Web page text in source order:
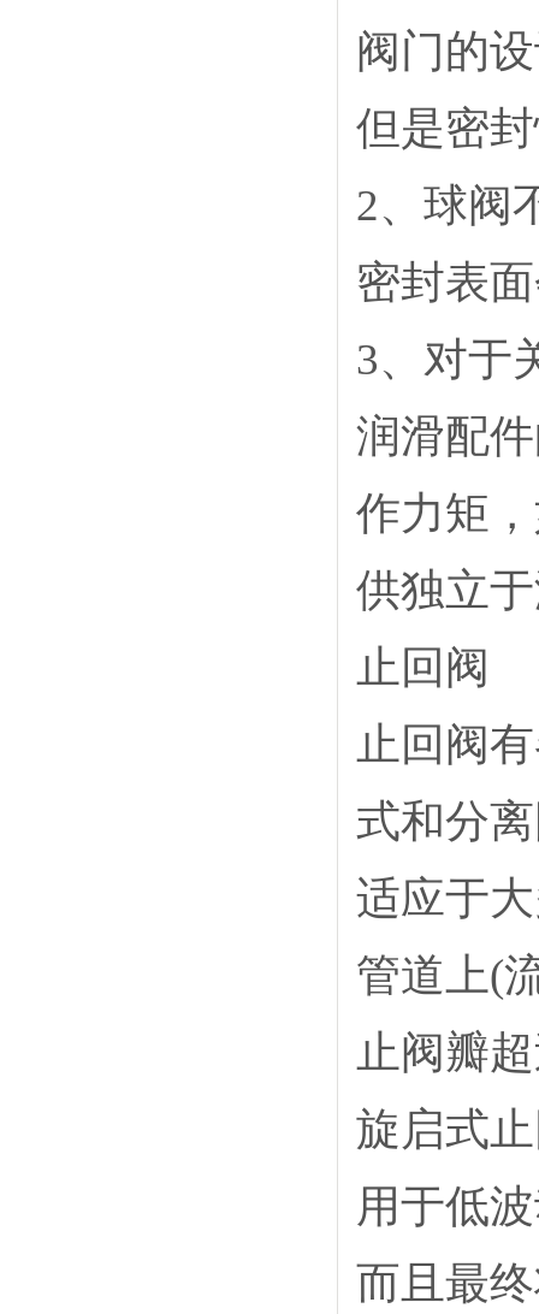
阀门的
但是密
2、球阀
密封表
3、对于
润滑配
作力矩
供独立
止回阀
止回阀
式和分
适应于
管道上(
止阀瓣
旋启式
用于低
而且最